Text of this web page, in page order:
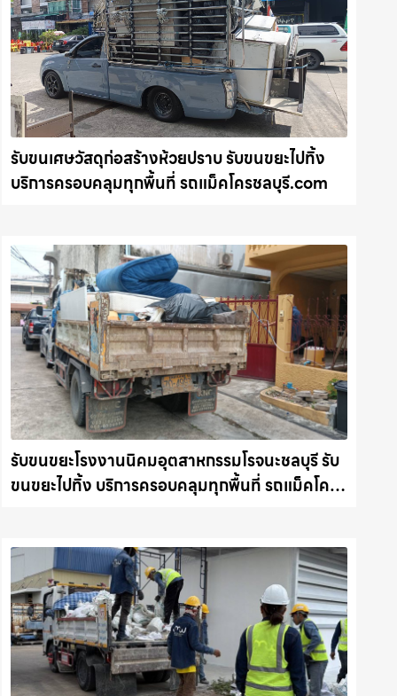
รับขนเศษวัสดุก่อสร้างห้วยปราบ รับขนขยะไปทิ้ง
บริการครอบคลุมทุกพื้นที่ รถแม็คโครชลบุรี.com
รับขนขยะโรงงานนิคมอุตสาหกรรมโรจนะชลบุรี รับ
ขนขยะไปทิ้ง บริการครอบคลุมทุกพื้นที่ รถแม็คโคร